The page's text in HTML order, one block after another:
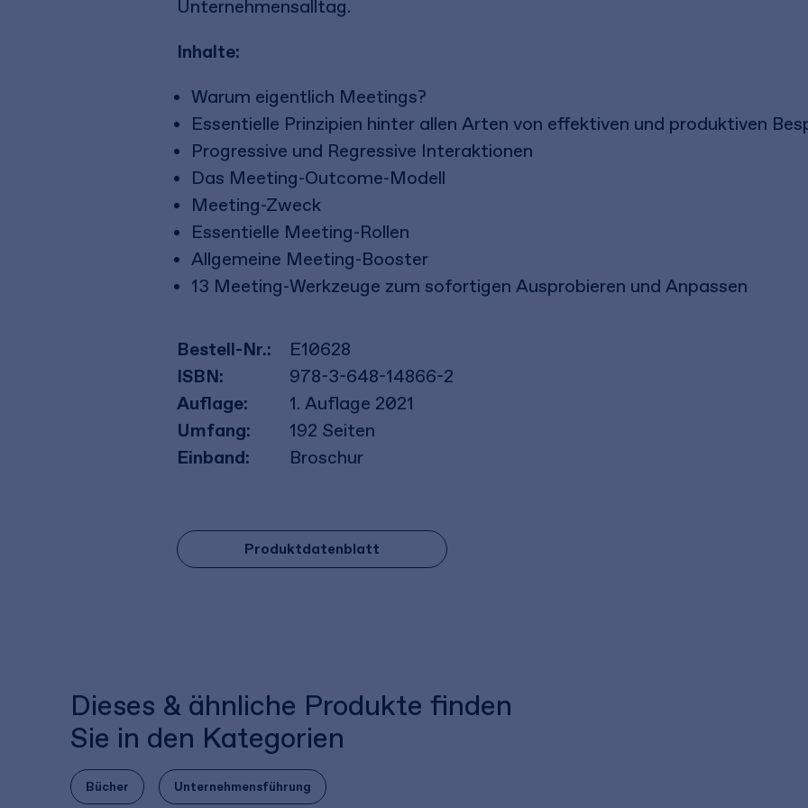
Unternehmensalltag.
Inhalte:
Warum eigentlich Meetings?
Essentielle Prinzipien hinter allen Arten von effektiven und produktiven
Progressive und Regressive Interaktionen
Das Meeting-Outcome-Modell
Meeting-Zweck
Essentielle Meeting-Rollen
Allgemeine Meeting-Booster
13 Meeting-Werkzeuge zum sofortigen Ausprobieren und Anpassen
Bestell-Nr.:
E10628
ISBN:
978-3-648-14866-2
Auflage:
1. Auflage 2021
Umfang:
192 Seiten
Einband:
Broschur
Produktdatenblatt
Dieses & ähnliche Produkte finden
Sie in den Kategorien
Bücher Unternehmensführung